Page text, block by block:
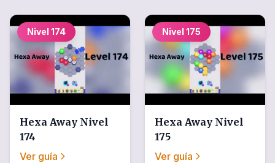
Nivel 174
Hexa Away Nivel
174
Ver guía
Nivel 175
Hexa Away Nivel
175
Ver guía